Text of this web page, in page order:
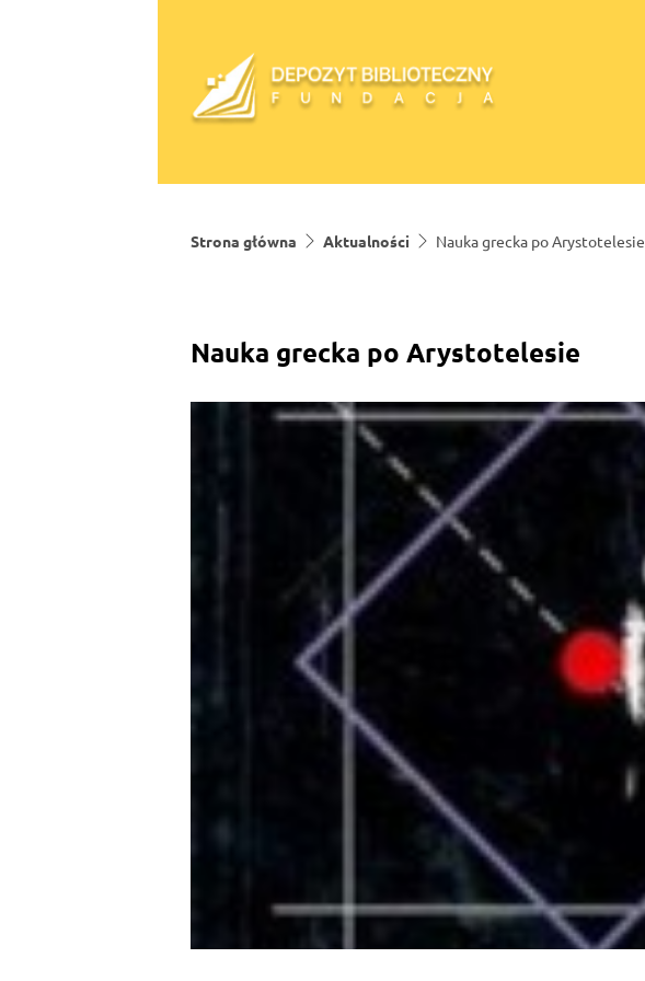
Strona główna Aktualności Nauka grecka po Arystotelesie
Nauka grecka po Arystotelesie